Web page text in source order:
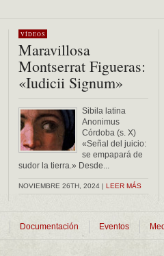
VÍDEOS
Maravillosa
Montserrat Figueras:
«Iudicii Signum»
Sibila latina
Anonimus
Córdoba (s. X)
«Señal del juicio:
se empapará de
sudor la tierra.» Desde...
NOVIEMBRE 26TH, 2024 | LEER MÁS
Documentación Eventos